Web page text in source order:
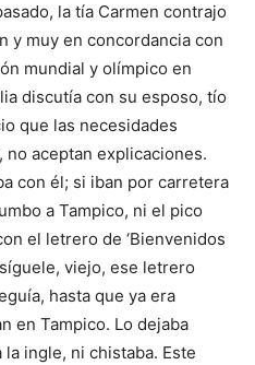
la tía Carmen contrajo
y muy en concordancia con
mundial y olímpico en
discutía con su esposo, tío
que las necesidades
aceptan explicaciones.
con él; si iban por carretera
a Tampico, ni el pico
el letrero de ‘Bienvenidos
viejo, ese letrero
hasta que ya era
en Tampico. Lo dejaba
ingle, ni chistaba. Este